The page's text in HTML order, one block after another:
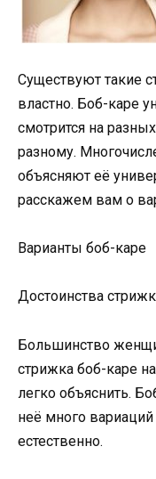
Существуют такие
властно. Боб-каре
смотрится на
разному.
объясняют её
расскажем вам о
Варианты боб-каре
Достоинства
Большинство
стрижка боб-каре
легко объяснить.
неё много
естественно.